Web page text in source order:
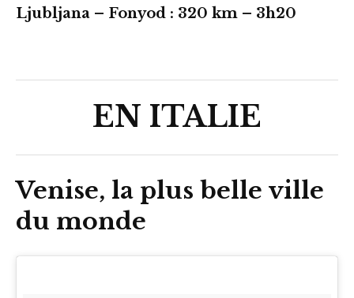
Ljubljana – Fonyod : 320 km – 3h20
EN ITALIE
Venise, la plus belle ville
du monde